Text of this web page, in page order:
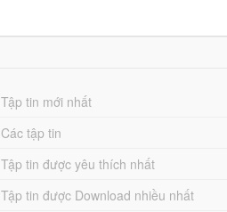
Tập tin mới nhất
Các tập tin
Tập tin được yêu thích nhất
Tập tin được Download nhiều nhất